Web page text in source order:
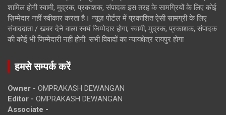
शामिल होगी स्वामी, मुद्रक, प्रकाशक, संपादक इस तरह के सामग्रियों के लिए कोई
ज़िम्मेदार नहीं स्वीकार करता है। न्यूज़ पोर्टल में प्रकाशित ऐसी सामग्री के लिए
संवाददाता / खबर देने वाला स्वयं जिम्मेदार होगा, स्वामी, मुद्रक, प्रकाशक, संपादक
की कोई भी जिम्मेदारी नहीं होगी. सभी विवादों का न्यायक्षेत्र रायपुर होगा
हमसे सम्पर्क करें
Owner - OMPRAKASH DEWANGAN
Editor - OMPRAKASH DEWANGAN
Associate -